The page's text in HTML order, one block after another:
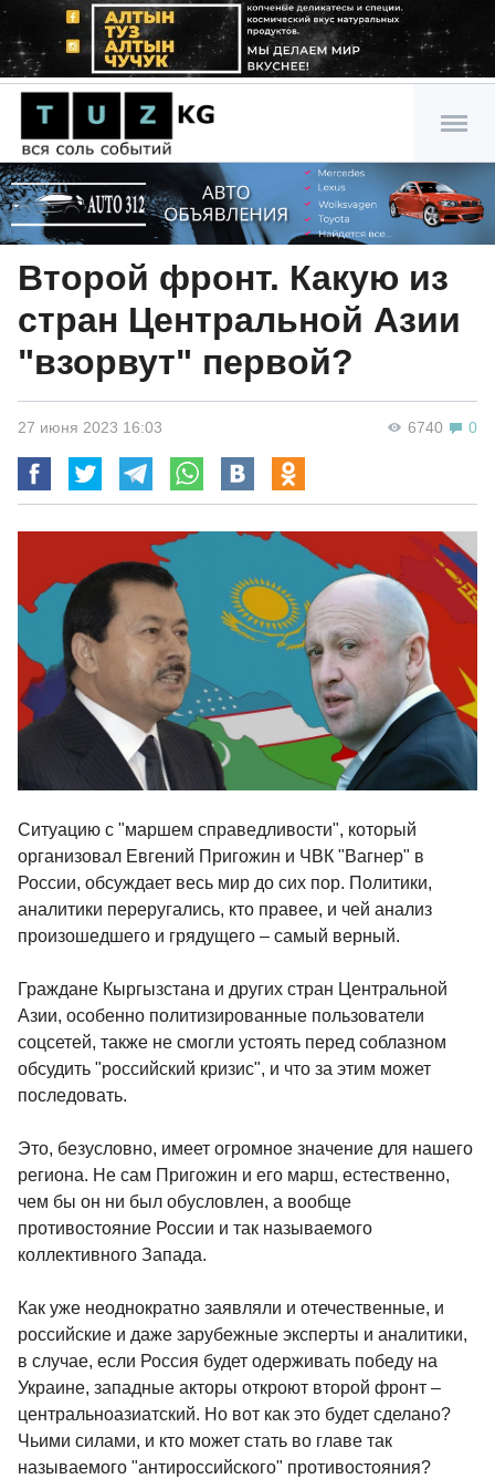
Второй фронт. Какую из
стран Центральной Азии
"взорвут" первой?
6740 0
27 июня 2023 16:03
Ситуацию с "маршем справедливости", который
организовал Евгений Пригожин и ЧВК "Вагнер" в
России, обсуждает весь мир до сих пор. Политики,
аналитики переругались, кто правее, и чей анализ
произошедшего и грядущего – самый верный.
Граждане Кыргызстана и других стран Центральной
Азии, особенно политизированные пользователи
соцсетей, также не смогли устоять перед соблазном
обсудить "российский кризис", и что за этим может
последовать.
Это, безусловно, имеет огромное значение для нашего
региона. Не сам Пригожин и его марш, естественно,
чем бы он ни был обусловлен, а вообще
противостояние России и так называемого
коллективного Запада.
Как уже неоднократно заявляли и отечественные, и
российские и даже зарубежные эксперты и аналитики,
в случае, если Россия будет одерживать победу на
Украине, западные акторы откроют второй фронт –
центральноазиатский. Но вот как это будет сделано?
Чьими силами, и кто может стать во главе так
называемого "антироссийского" противостояния?